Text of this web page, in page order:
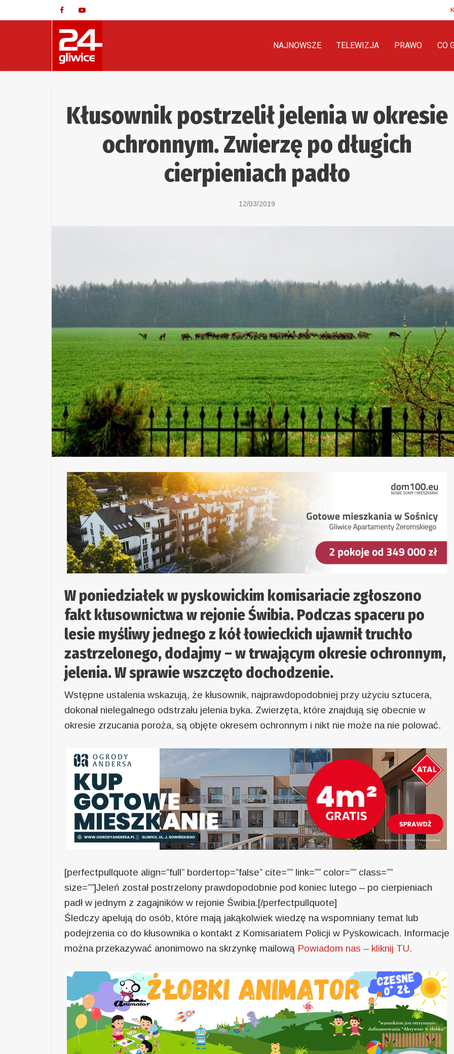
NAJNOWSZE TELEWIZJA PRAWO CO
Kłusownik postrzelił jelenia w okresie
ochronnym. Zwierzę po długich
cierpieniach padło
12/03/2019
W poniedziałek w pyskowickim komisariacie zgłoszono
fakt kłusownictwa w rejonie Świbia. Podczas spaceru po
lesie myśliwy jednego z kół łowieckich ujawnił truchło
zastrzelonego, dodajmy – w trwającym okresie ochronnym,
jelenia. W sprawie wszczęto dochodzenie.
Wstępne ustalenia wskazują, że kłusownik, najprawdopodobniej przy użyciu sztucera,
dokonał nielegalnego odstrzału jelenia byka. Zwierzęta, które znajdują się obecnie w
okresie zrzucania poroża, są objęte okresem ochronnym i nikt nie może na nie polować.
[perfectpullquote align=”full” bordertop=”false” cite=”” link=”” color=”” class=””
size=””]Jeleń został postrzelony prawdopodobnie pod koniec lutego – po cierpieniach
padł w jednym z zagajników w rejonie Świbia.[/perfectpullquote]
Śledczy apelują do osób, które mają jakąkolwiek wiedzę na wspomniany temat lub
podejrzenia co do kłusownika o kontakt z Komisariatem Policji w Pyskowicach. Informacje
można przekazywać anonimowo na skrzynkę mailową Powiadom nas – kliknij TU.